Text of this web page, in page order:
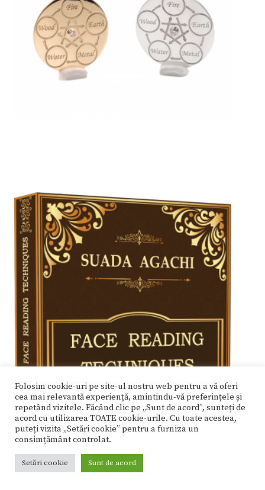
Folosim cookie-uri pe site-ul nostru web pentru a vă oferi
cea mai relevantă experiență, amintindu-vă preferințele și
repetând vizitele. Făcând clic pe „Sunt de acord”, sunteți de
acord cu utilizarea TOATE cookie-urile. Cu toate acestea,
puteți vizita „Setări cookie” pentru a furniza un
consimțământ controlat.
Setări cookie Sunt de acord